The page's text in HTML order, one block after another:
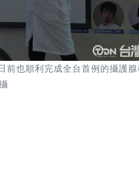
前也順利完成全台首例的攝護